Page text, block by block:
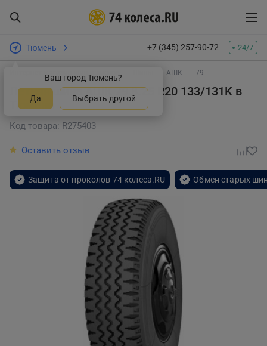
Тюмень
Ваш город Тюмень?
Да Выбрать другой
+7 (345) 257-90-72 24/7
Интернет-магазин шин и дисков АШК 79
Летняя шина АШК 79 8.25 R20 133/131K в
Тюмени
Код товара: R275403
Оставить отзыв
Защита от проколов 74 колеса.RU Обмен старых